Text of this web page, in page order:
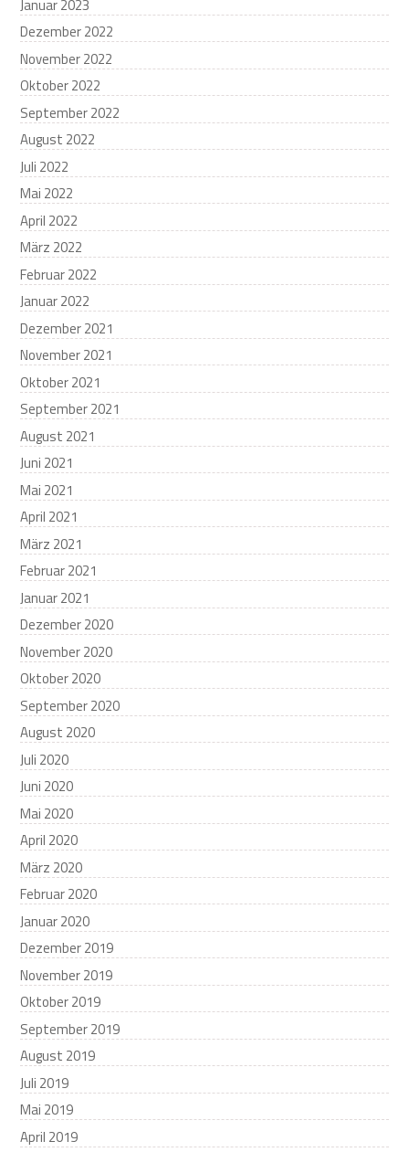
Januar 2023
Dezember 2022
November 2022
Oktober 2022
September 2022
August 2022
Juli 2022
Mai 2022
April 2022
März 2022
Februar 2022
Januar 2022
Dezember 2021
November 2021
Oktober 2021
September 2021
August 2021
Juni 2021
Mai 2021
April 2021
März 2021
Februar 2021
Januar 2021
Dezember 2020
November 2020
Oktober 2020
September 2020
August 2020
Juli 2020
Juni 2020
Mai 2020
April 2020
März 2020
Februar 2020
Januar 2020
Dezember 2019
November 2019
Oktober 2019
September 2019
August 2019
Juli 2019
Mai 2019
April 2019